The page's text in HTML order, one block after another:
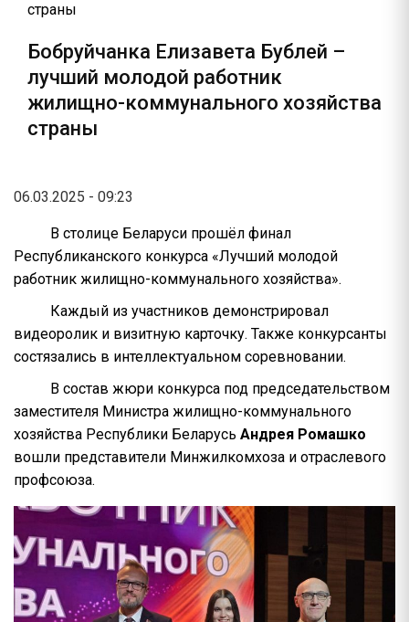
страны
Бобруйчанка Елизавета Бублей –
лучший молодой работник
жилищно-коммунального хозяйства
страны
06.03.2025 - 09:23
В столице Беларуси прошёл финал
Республиканского конкурса «Лучший молодой
работник жилищно-коммунального хозяйства».
Каждый из участников демонстрировал
видеоролик и визитную карточку. Также конкурсанты
состязались в интеллектуальном соревновании.
В состав жюри конкурса под председательством
заместителя Министра жилищно-коммунального
хозяйства Республики Беларусь Андрея Ромашко
вошли представители Минжилкомхоза и отраслевого
профсоюза.